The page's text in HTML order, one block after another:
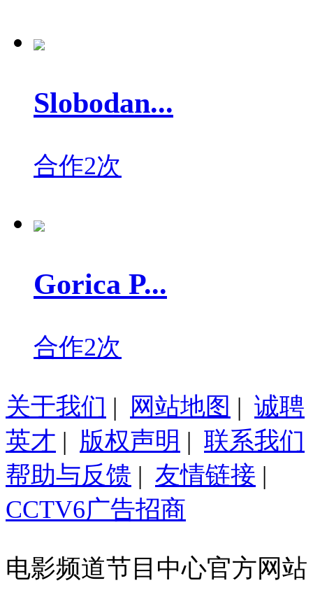
Slobodan...
合作2次
Gorica P...
合作2次
关于我们 | 网站地图 | 诚聘
英才 | 版权声明 | 联系我们
帮助与反馈 | 友情链接 |
CCTV6广告招商
电影频道节目中心官方网站